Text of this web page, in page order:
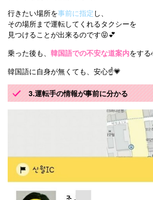
行きたい場所を事前に指定 し、
その場所まで運転してくれるタクシーを
見つけることが出来るのです😝💕
乗った後も、 韓国語での不安な道案内をす
韓国語に自身が無くても、安心☝️💗
3.運転手の情報が事前に分かる